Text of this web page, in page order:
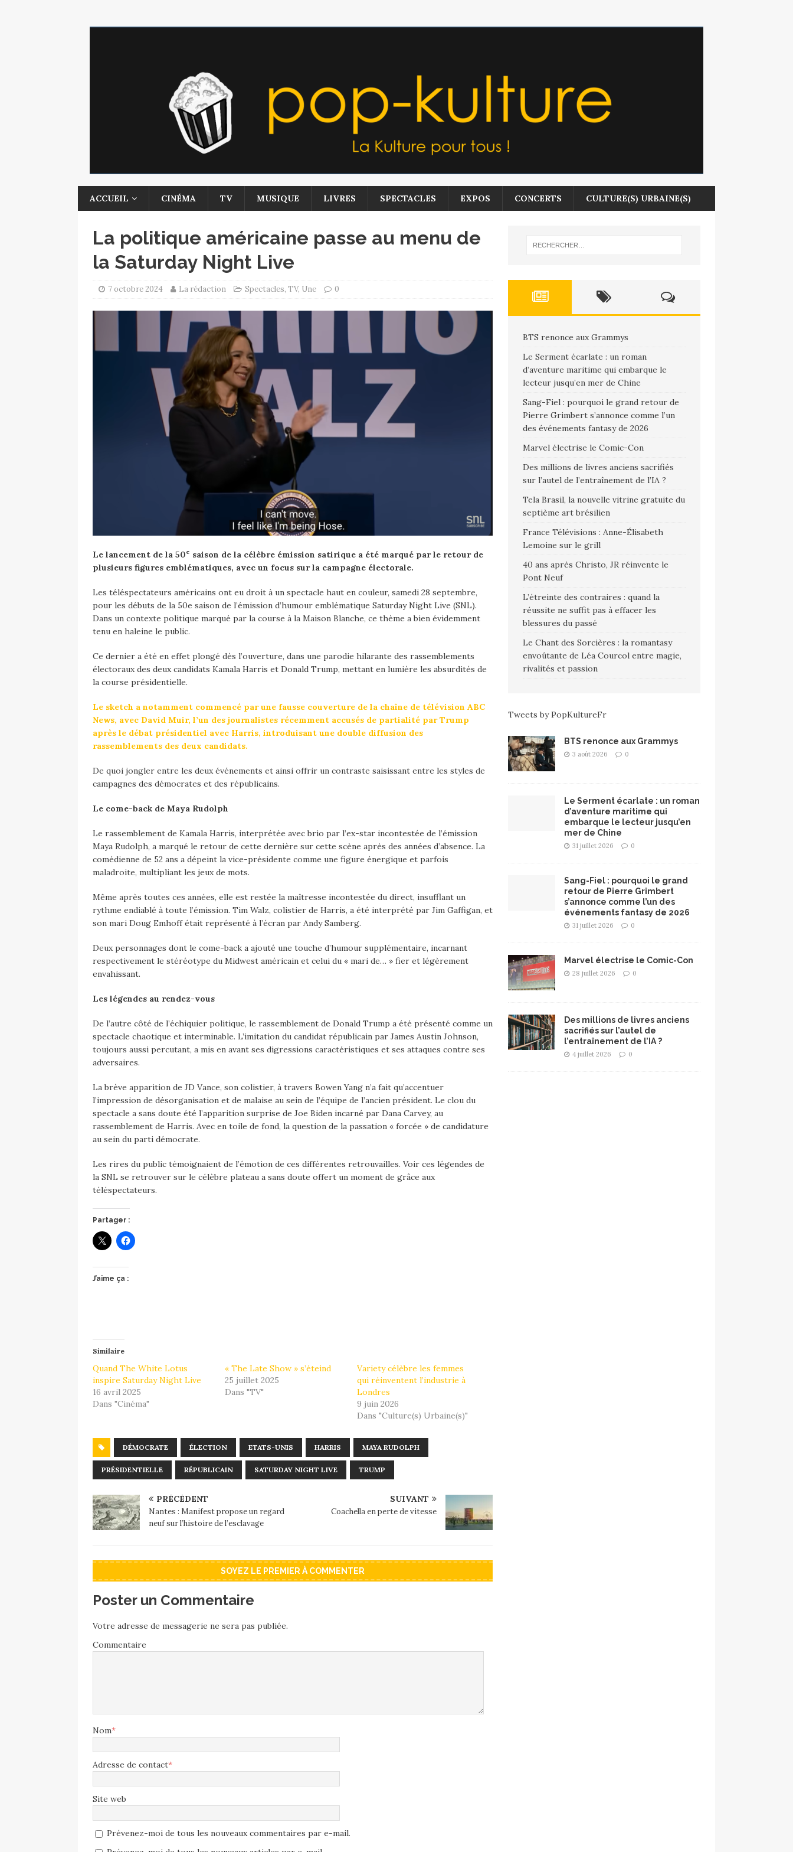
ACCUEIL CINÉMA TV MUSIQUE LIVRES SPECTACLES EXPOS CONCERTS CULTURE(S) URBAINE(S)
La politique américaine passe au menu de
la Saturday Night Live
7 octobre 2024 La rédaction Spectacles, TV, Une 0
Le lancement de la 50e saison de la célèbre émission satirique a été marqué par le retour de
plusieurs figures emblématiques, avec un focus sur la campagne électorale.
Les téléspectateurs américains ont eu droit à un spectacle haut en couleur, samedi 28 septembre,
pour les débuts de la 50e saison de l’émission d’humour emblématique Saturday Night Live (SNL).
Dans un contexte politique marqué par la course à la Maison Blanche, ce thème a bien évidemment
tenu en haleine le public.
Ce dernier a été en effet plongé dès l’ouverture, dans une parodie hilarante des rassemblements
électoraux des deux candidats Kamala Harris et Donald Trump, mettant en lumière les absurdités de
la course présidentielle.
Le sketch a notamment commencé par une fausse couverture de la chaîne de télévision ABC
News, avec David Muir, l’un des journalistes récemment accusés de partialité par Trump
après le débat présidentiel avec Harris, introduisant une double diffusion des
rassemblements des deux candidats.
De quoi jongler entre les deux événements et ainsi offrir un contraste saisissant entre les styles de
campagnes des démocrates et des républicains.
Le come-back de Maya Rudolph
Le rassemblement de Kamala Harris, interprétée avec brio par l’ex-star incontestée de l’émission
Maya Rudolph, a marqué le retour de cette dernière sur cette scène après des années d’absence. La
comédienne de 52 ans a dépeint la vice-présidente comme une figure énergique et parfois
maladroite, multipliant les jeux de mots.
Même après toutes ces années, elle est restée la maîtresse incontestée du direct, insufflant un
rythme endiablé à toute l’émission. Tim Walz, colistier de Harris, a été interprété par Jim Gaffigan, et
son mari Doug Emhoff était représenté à l’écran par Andy Samberg.
Deux personnages dont le come-back a ajouté une touche d’humour supplémentaire, incarnant
respectivement le stéréotype du Midwest américain et celui du « mari de… » fier et légèrement
envahissant.
Les légendes au rendez-vous
De l’autre côté de l’échiquier politique, le rassemblement de Donald Trump a été présenté comme un
spectacle chaotique et interminable. L’imitation du candidat républicain par James Austin Johnson,
toujours aussi percutant, a mis en avant ses digressions caractéristiques et ses attaques contre ses
adversaires.
La brève apparition de JD Vance, son colistier, à travers Bowen Yang n’a fait qu’accentuer
l’impression de désorganisation et de malaise au sein de l’équipe de l’ancien président. Le clou du
spectacle a sans doute été l’apparition surprise de Joe Biden incarné par Dana Carvey, au
rassemblement de Harris. Avec en toile de fond, la question de la passation « forcée » de candidature
au sein du parti démocrate.
Les rires du public témoignaient de l’émotion de ces différentes retrouvailles. Voir ces légendes de
la SNL se retrouver sur le célèbre plateau a sans doute offert un moment de grâce aux
téléspectateurs.
Partager :
J’aime ça :
Similaire
Quand The White Lotus
inspire Saturday Night Live
16 avril 2025
Dans "Cinéma"
« The Late Show » s’éteind
25 juillet 2025
Dans "TV"
Variety célèbre les femmes
qui réinventent l’industrie à
Londres
9 juin 2026
Dans "Culture(s) Urbaine(s)"
DÉMOCRATE ÉLECTION ETATS-UNIS HARRIS MAYA RUDOLPH
PRÉSIDENTIELLE RÉPUBLICAIN SATURDAY NIGHT LIVE TRUMP
PRÉCÉDENT
Nantes : Manifest propose un regard
neuf sur l’histoire de l’esclavage
SUIVANT
Coachella en perte de vitesse
SOYEZ LE PREMIER À COMMENTER
Poster un Commentaire
Votre adresse de messagerie ne sera pas publiée.
Commentaire
Nom*
Adresse de contact*
Site web
Prévenez-moi de tous les nouveaux commentaires par e-mail.
BTS renonce aux Grammys
Le Serment écarlate : un roman
d’aventure maritime qui embarque le
lecteur jusqu’en mer de Chine
Sang-Fiel : pourquoi le grand retour de
Pierre Grimbert s’annonce comme l’un
des événements fantasy de 2026
Marvel électrise le Comic-Con
Des millions de livres anciens sacrifiés
sur l’autel de l’entraînement de l’IA ?
Tela Brasil, la nouvelle vitrine gratuite du
septième art brésilien
France Télévisions : Anne-Élisabeth
Lemoine sur le grill
40 ans après Christo, JR réinvente le
Pont Neuf
L’étreinte des contraires : quand la
réussite ne suffit pas à effacer les
blessures du passé
Le Chant des Sorcières : la romantasy
envoûtante de Léa Courcol entre magie,
rivalités et passion
Tweets by PopKultureFr
BTS renonce aux Grammys
3 août 2026 0
Le Serment écarlate : un roman
d’aventure maritime qui
embarque le lecteur jusqu’en
mer de Chine
31 juillet 2026 0
Sang-Fiel : pourquoi le grand
retour de Pierre Grimbert
s’annonce comme l’un des
événements fantasy de 2026
31 juillet 2026 0
Marvel électrise le Comic-Con
28 juillet 2026 0
Des millions de livres anciens
sacrifiés sur l’autel de
l’entraînement de l’IA ?
4 juillet 2026 0